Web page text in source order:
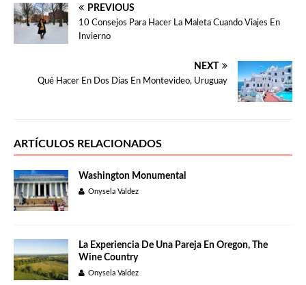
PREVIOUS
10 Consejos Para Hacer La Maleta Cuando Viajes En
Invierno
NEXT
Qué Hacer En Dos Días En Montevideo, Uruguay
ARTÍCULOS RELACIONADOS
Washington Monumental
Onysela Valdez
La Experiencia De Una Pareja En Oregon, The
Wine Country
Onysela Valdez